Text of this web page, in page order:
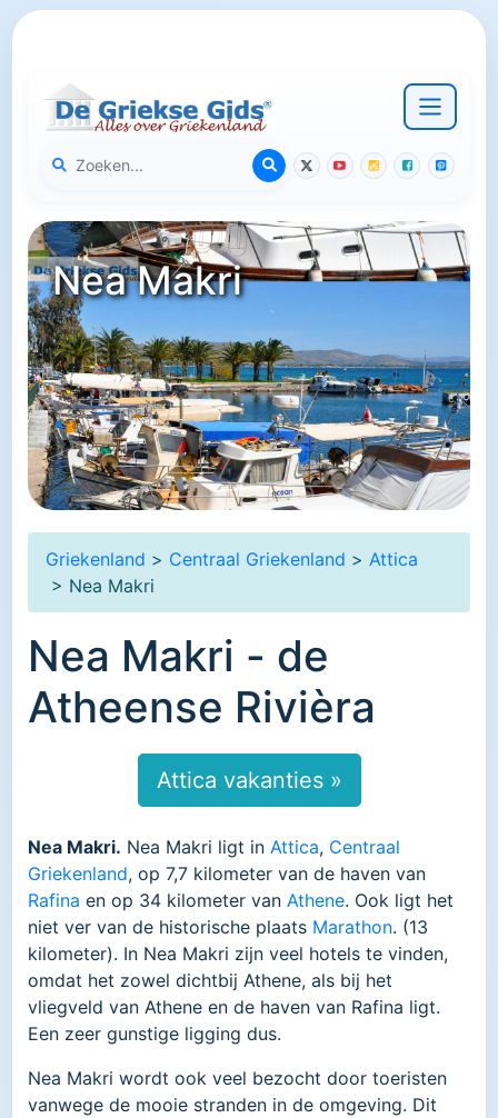
Nea Makri
Griekenland > Centraal Griekenland > Attica
> Nea Makri
Nea Makri - de
Atheense Rivièra
Attica vakanties »
Nea Makri. Nea Makri ligt in Attica, Centraal
Griekenland, op 7,7 kilometer van de haven van
Rafina en op 34 kilometer van Athene. Ook ligt het
niet ver van de historische plaats Marathon. (13
kilometer). In Nea Makri zijn veel hotels te vinden,
omdat het zowel dichtbij Athene, als bij het
vliegveld van Athene en de haven van Rafina ligt.
Een zeer gunstige ligging dus.
Nea Makri wordt ook veel bezocht door toeristen
vanwege de mooie stranden in de omgeving. Dit